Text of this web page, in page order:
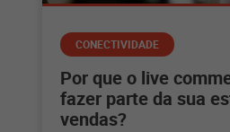
CONECTIVIDADE
Por que o live
fazer parte da sua
vendas?